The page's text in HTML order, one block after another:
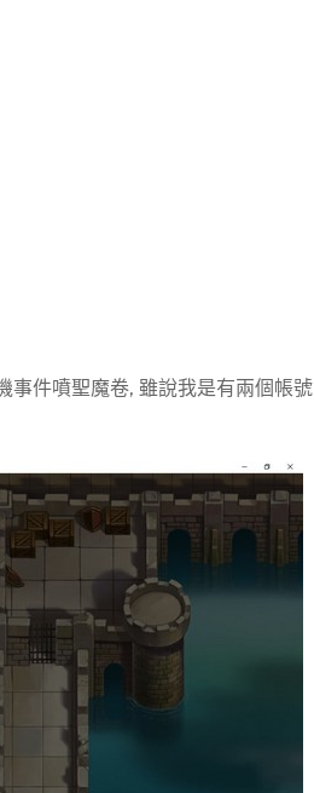
事件噴聖魔卷, 雖說我是有兩個帳號